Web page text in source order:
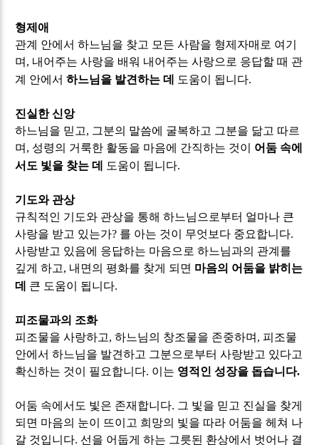
형제애
관계 안에서 하느님을 찾고 모든 사람을 형제자매로 여기
며 , 내어주는 사랑을 배워 내어주는 사랑으로 응답할 때 관
계 안에서하느님을 발견하는 데 도움이 됩니다.
진실한 신앙
하느님을 믿고, 그분의 말씀에 굴복하고 그분을 닮고 따르
며 , 성령의 거룩한 활동을 마음에 간직하는 것이 어둠 속에
서도 빛을 찾는 데
도움이 됩니다.
기도와 관상
규칙적인 기도와 관상을 통해 하느님으로부터 얼마나 큰
사랑을 받고 있는가? 를 아는 것이 무엇보다 중요합니다.
사랑받고 있음에 응답하는 마음으로 하느님과의 관계를
깊게 하고, 내면의 평화를 찾게 되면 마음의 어둠을 밝히는
데
큰 도움이 됩니다.
피조물과의 조화
피조물을 사랑하고,하느님의 창조물을 존중하며 , 피조물
안에서 하느님을 발견하고 그분으로부터 사랑받고 있다고
확신하는 것이 필요합니다. 이는 영적인 성장을 돕습니다.
어둠 속에서도 빛은 존재합니다. 그 빛을 믿고 진실을 찾게
되면 마음의 눈이 뜨이고 희망의 빛을 따라 어둠을 헤쳐 나
갈 것입니다. 선을 어둡게 하는 그릇된 환상에서 벗어나 결